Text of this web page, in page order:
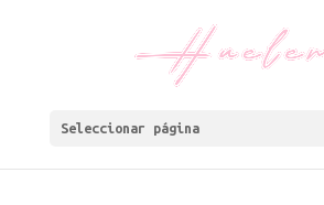
Seleccionar página